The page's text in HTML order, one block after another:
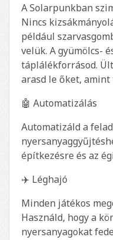
A Solarpunkban
Nincs
például
velük. A gyümölcs-
táplálékforrásod.
arasd le őket,
🤖 Automatizálás
Automatizáld a
építkezésre és az
✈️ Léghajó
Minden játékos
Használd, hogy a
nyersanyagokat